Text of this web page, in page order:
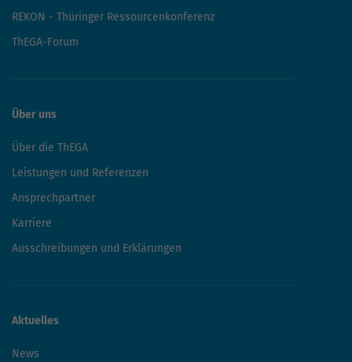
REKON - Thüringer Ressourcenkonferenz
ThEGA-Forum
Über uns
Über die ThEGA
Leistungen und Referenzen
Ansprechpartner
Karriere
Ausschreibungen und Erklärungen
Aktuelles
News